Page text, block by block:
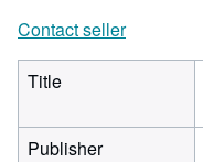
Contact seller
Title
Publisher